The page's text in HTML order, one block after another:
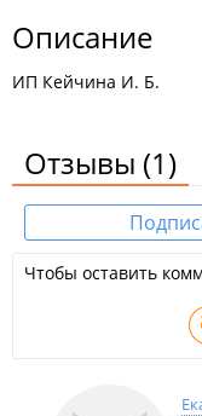
Описание
ИП Кейчина И. Б.
Отзывы (1)
Чтобы оставить